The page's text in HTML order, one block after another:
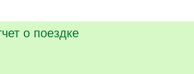
о поездке